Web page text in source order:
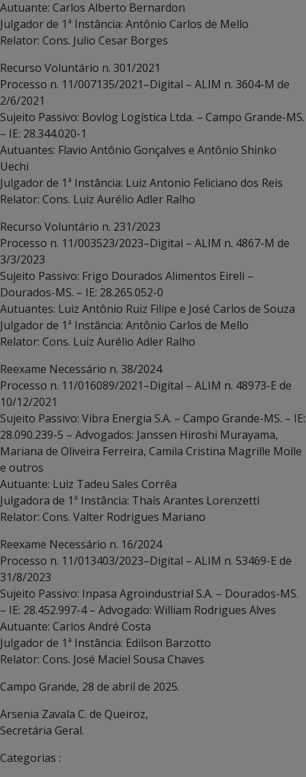
Autuante: Carlos Alberto Bernardon
Julgador de 1ª Instância: Antônio Carlos de Mello
Relator: Cons. Julio Cesar Borges
Recurso Voluntário n. 301/2021
Processo n. 11/007135/2021–Digital – ALIM n. 3604-M de
2/6/2021
Sujeito Passivo: Bovlog Logística Ltda. – Campo Grande-MS.
– IE: 28.344.020-1
Autuantes: Flavio Antônio Gonçalves e Antônio Shinko
Uechi
Julgador de 1ª Instância: Luiz Antonio Feliciano dos Reis
Relator: Cons. Luiz Aurélio Adler Ralho
Recurso Voluntário n. 231/2023
Processo n. 11/003523/2023–Digital – ALIM n. 4867-M de
3/3/2023
Sujeito Passivo: Frigo Dourados Alimentos Eireli –
Dourados-MS. – IE: 28.265.052-0
Autuantes: Luiz Antônio Ruiz Filipe e José Carlos de Souza
Julgador de 1ª Instância: Antônio Carlos de Mello
Relator: Cons. Luiz Aurélio Adler Ralho
Reexame Necessário n. 38/2024
Processo n. 11/016089/2021–Digital – ALIM n. 48973-E de
10/12/2021
Sujeito Passivo: Vibra Energia S.A. – Campo Grande-MS. – IE:
28.090.239-5 – Advogados: Janssen Hiroshi Murayama,
Mariana de Oliveira Ferreira, Camila Cristina Magrille Molle
e outros
Autuante: Luiz Tadeu Sales Corrêa
Julgadora de 1ª Instância: Thaís Arantes Lorenzetti
Relator: Cons. Valter Rodrigues Mariano
Reexame Necessário n. 16/2024
Processo n. 11/013403/2023–Digital – ALIM n. 53469-E de
31/8/2023
Sujeito Passivo: Inpasa Agroindustrial S.A. – Dourados-MS.
– IE: 28.452.997-4 – Advogado: William Rodrigues Alves
Autuante: Carlos André Costa
Julgador de 1ª Instância: Edilson Barzotto
Relator: Cons. José Maciel Sousa Chaves
Campo Grande, 28 de abril de 2025.
Arsenia Zavala C. de Queiroz,
Secretária Geral.
Categorias :